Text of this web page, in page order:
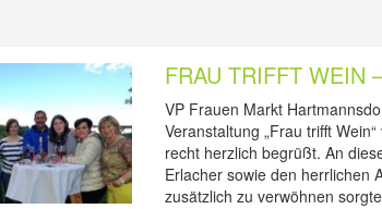
FRAU TRIFFT WEIN
VP Frauen Markt
Veranstaltung „Frau trifft
recht herzlich begrüßt. An
Erlacher sowie den herrlichen
zusätzlich zu verwöhnen